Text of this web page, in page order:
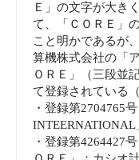
Ｅ」の文字が大き
て、「ＣＯＲＥ」
こと明かであるが
算機株式会社の「
ＯＲＥ」（三段並
て登録されている
・登録第2704765
・登録第4264427